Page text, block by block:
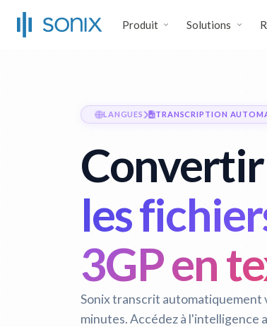
Produit Solutions
LANGUES TRANSCRIPTION
Convertir
les
3GP en
Sonix transcrit automatiquement
minutes. Accédez à l'intelligence